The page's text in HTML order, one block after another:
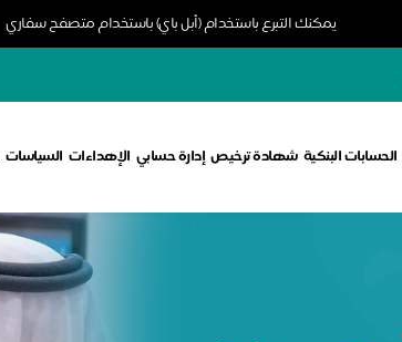
يمكنك التبرع باستخدام (أبل باي) باستخدام متصفح سفاري
الحسابات البنكية شهادة ترخيص إدارة حسابي الإهداءات السياسات